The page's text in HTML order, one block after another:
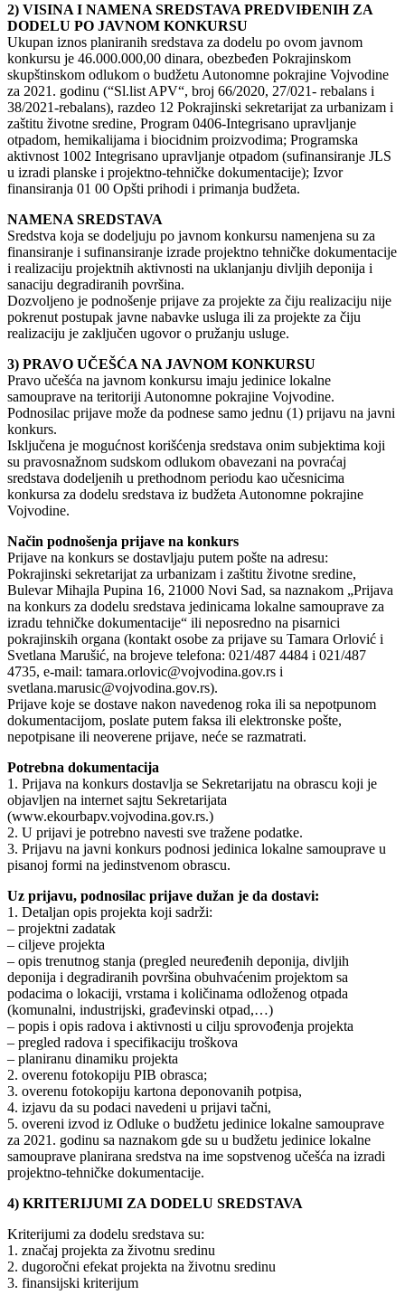
2) VISINA I NAMENA SREDSTAVA PREDVIĐENIH ZA
DODELU PO JAVNOM KONKURSU
Ukupan iznos planiranih sredstava za dodelu po ovom javnom
konkursu je 46.000.000,00 dinara, obezbeđen Pokrajinskom
skupštinskom odlukom o budžetu Autonomne pokrajine Vojvodine
za 2021. godinu (“Sl.list APV“, broj 66/2020, 27/021- rebalans i
38/2021-rebalans), razdeo 12 Pokrajinski sekretarijat za urbanizam i
zaštitu životne sredine, Program 0406-Integrisano upravljanje
otpadom, hemikalijama i biocidnim proizvodima; Programska
aktivnost 1002 Integrisano upravljanje otpadom (sufinansiranje JLS
u izradi planske i projektno-tehničke dokumentacije); Izvor
finansiranja 01 00 Opšti prihodi i primanja budžeta.
NAMENA SREDSTAVA
Sredstva koja se dodeljuju po javnom konkursu namenjena su za
finansiranje i sufinansiranje izrade projektno tehničke dokumentacije
i realizaciju projektnih aktivnosti na uklanjanju divljih deponija i
sanaciju degradiranih površina.
Dozvoljeno je podnošenje prijave za projekte za čiju realizaciju nije
pokrenut postupak javne nabavke usluga ili za projekte za čiju
realizaciju je zaključen ugovor o pružanju usluge.
3) PRAVO UČEŠĆA NA JAVNOM KONKURSU
Pravo učešća na javnom konkursu imaju jedinice lokalne
samouprave na teritoriji Autonomne pokrajine Vojvodine.
Podnosilac prijave može da podnese samo jednu (1) prijavu na javni
konkurs.
Isključena je mogućnost korišćenja sredstava onim subjektima koji
su pravosnažnom sudskom odlukom obavezani na povraćaj
sredstava dodeljenih u prethodnom periodu kao učesnicima
konkursa za dodelu sredstava iz budžeta Autonomne pokrajine
Vojvodine.
Način podnošenja prijave na konkurs
Prijave na konkurs se dostavljaju putem pošte na adresu:
Pokrajinski sekretarijat za urbanizam i zaštitu životne sredine,
Bulevar Mihajla Pupina 16, 21000 Novi Sad, sa naznakom „Prijava
na konkurs za dodelu sredstava jedinicama lokalne samouprave za
izradu tehničke dokumentacije“ ili neposredno na pisarnici
pokrajinskih organa (kontakt osobe za prijave su Tamara Orlović i
Svetlana Marušić, na brojeve telefona: 021/487 4484 i 021/487
4735, e-mail: tamara.orlovic@vojvodina.gov.rs i
svetlana.marusic@vojvodina.gov.rs).
Prijave koje se dostave nakon navedenog roka ili sa nepotpunom
dokumentacijom, poslate putem faksa ili elektronske pošte,
nepotpisane ili neoverene prijave, neće se razmatrati.
Potrebna dokumentacija
1. Prijava na konkurs dostavlja se Sekretarijatu na obrascu koji je
objavljen na internet sajtu Sekretarijata
(www.ekourbapv.vojvodina.gov.rs.)
2. U prijavi je potrebno navesti sve tražene podatke.
3. Prijavu na javni konkurs podnosi jedinica lokalne samouprave u
pisanoj formi na jedinstvenom obrascu.
Uz prijavu, podnosilac prijave dužan je da dostavi:
1. Detaljan opis projekta koji sadrži:
– projektni zadatak
– ciljeve projekta
– opis trenutnog stanja (pregled neuređenih deponija, divljih
deponija i degradiranih površina obuhvaćenim projektom sa
podacima o lokaciji, vrstama i količinama odloženog otpada
(komunalni, industrijski, građevinski otpad,…)
– popis i opis radova i aktivnosti u cilju sprovođenja projekta
– pregled radova i specifikaciju troškova
– planiranu dinamiku projekta
2. overenu fotokopiju PIB obrasca;
3. overenu fotokopiju kartona deponovanih potpisa,
4. izjavu da su podaci navedeni u prijavi tačni,
5. overeni izvod iz Odluke o budžetu jedinice lokalne samouprave
za 2021. godinu sa naznakom gde su u budžetu jedinice lokalne
samouprave planirana sredstva na ime sopstvenog učešća na izradi
projektno-tehničke dokumentacije.
4) KRITERIJUMI ZA DODELU SREDSTAVA
Kriterijumi za dodelu sredstava su:
1. značaj projekta za životnu sredinu
2. dugoročni efekat projekta na životnu sredinu
3. finansijski kriterijum